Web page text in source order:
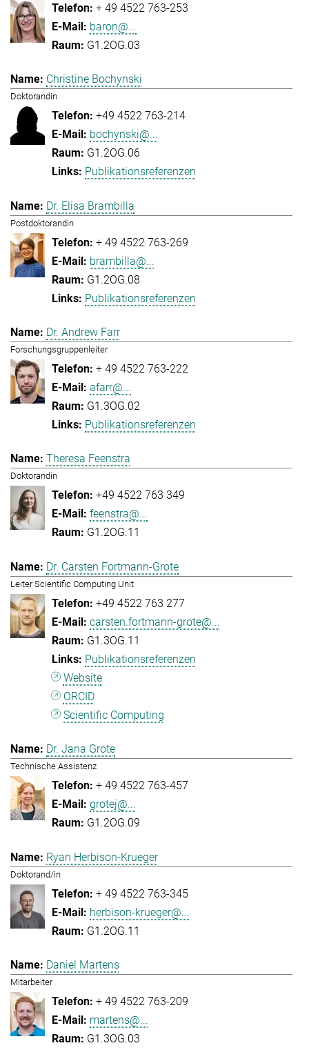
+ 49 4522 763-253
baron@...
G1.2OG.03
Christine Bochynski
Doktorandin
+49 4522 763-214
bochynski@...
G1.2OG.06
Publikationsreferenzen
Dr. Elisa Brambilla
Postdoktorandin
+ 49 4522 763-269
brambilla@...
G1.2OG.08
Publikationsreferenzen
Dr. Andrew Farr
Forschungsgruppenleiter
+ 49 4522 763-222
afarr@...
G1.3OG.02
Publikationsreferenzen
Theresa Feenstra
Doktorandin
+49 4522 763 349
feenstra@...
G1.2OG.11
Dr. Carsten Fortmann-Grote
Leiter Scientific Computing Unit
+49 4522 763 277
carsten.fortmann-grote@...
G1.3OG.11
Publikationsreferenzen
Website
ORCID
Scientific Computing
Dr. Jana Grote
Technische Assistenz
+ 49 4522 763-457
grotej@...
G1.2OG.09
Ryan Herbison-Krueger
Doktorand/in
+ 49 4522 763-345
herbison-krueger@...
G1.2OG.11
Daniel Martens
Mitarbeiter
+ 49 4522 763-209
martens@...
G1.3OG.03